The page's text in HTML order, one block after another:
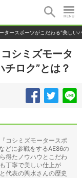
タースポーツがこだわる"美しい
シミズモータ
ロク”とは？
コシミズモータースポ
どに参戦をするAE86の
得たノウハウとこだわ
丁寧で美しい仕上が
代表の輿水さんの歴史